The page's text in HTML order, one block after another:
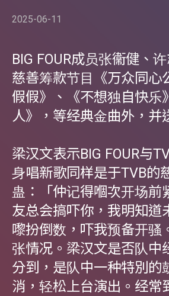
2025-06-11
BIG FOUR成员张衞健、
慈善筹款节⽬《万众同⼼
假假》、《不想独⾃快乐
⼈》，等经典⾦曲外，并
梁汉⽂表示BIG FOUR与
⾝唱新歌同样是于TVB的
蛊：「仲记得嗰次开场前
友总会搞吓你，我明知道
嚟扮倒数，吓我预备开骚
张情况。梁汉⽂是否队中
分到，是队中⼀种特別的
消，轻松上台演出。经常